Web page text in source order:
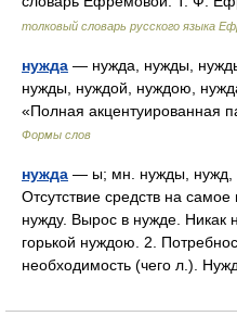
толковый словарь русского языка
нужда — нужда, нужды,
нужды, нуждой, нуждою,
«Полная акцентуированная
Формы слов
нужда — ы; мн. нужды, нужд,
Отсутствие средств на
нужду. Вырос в нужде. Никак
горькой нуждою. 2.
необходимость (чего л.).